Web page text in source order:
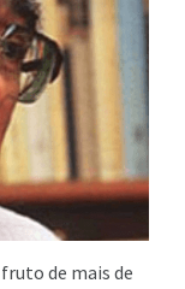
de mais de